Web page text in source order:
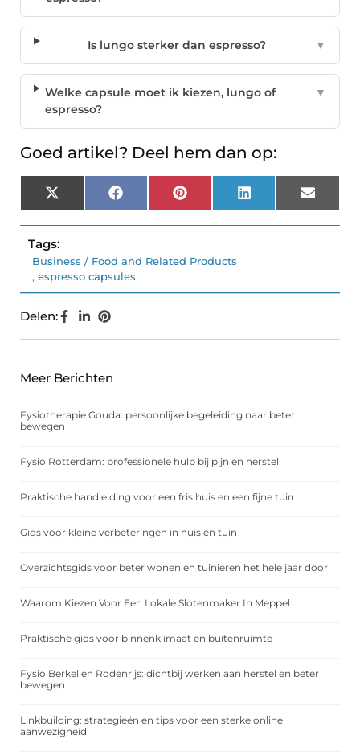
Is lungo sterker dan espresso? ▼
Welke capsule moet ik kiezen, lungo of
espresso?
▼
Goed artikel? Deel hem dan op:
X
(Twitter)
Facebook Pinterest LinkedIn Email
Tags:
Business / Food and Related Products
, espresso capsules
Delen:
Meer Berichten
Fysiotherapie Gouda: persoonlijke begeleiding naar beter
bewegen
Fysio Rotterdam: professionele hulp bij pijn en herstel
Praktische handleiding voor een fris huis en een fijne tuin
Gids voor kleine verbeteringen in huis en tuin
Overzichtsgids voor beter wonen en tuinieren het hele jaar door
Waarom Kiezen Voor Een Lokale Slotenmaker In Meppel
Praktische gids voor binnenklimaat en buitenruimte
Fysio Berkel en Rodenrijs: dichtbij werken aan herstel en beter
bewegen
Linkbuilding: strategieën en tips voor een sterke online
aanwezigheid